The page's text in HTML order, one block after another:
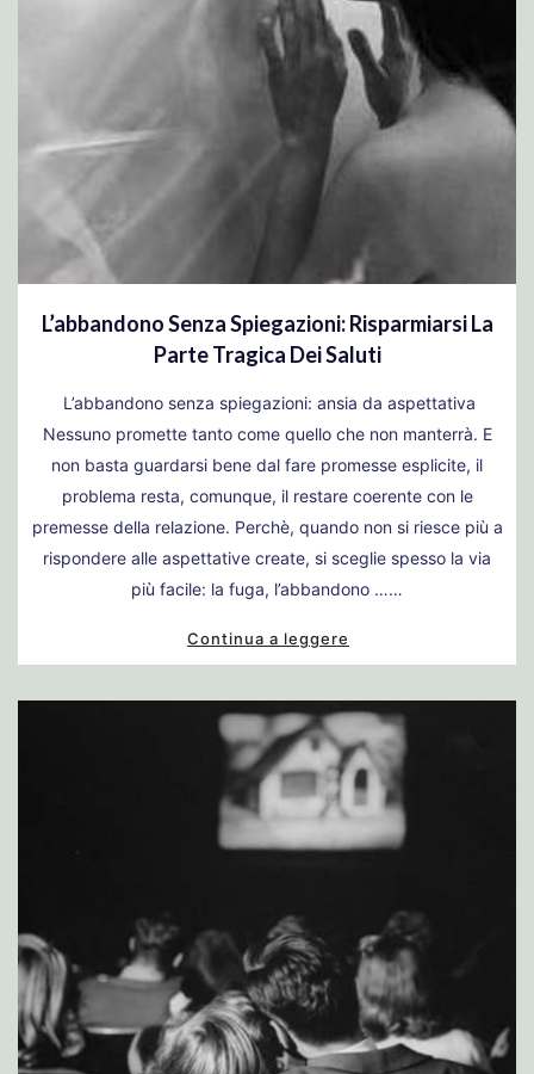
L’abbandono Senza Spiegazioni: Risparmiarsi La
Parte Tragica Dei Saluti
L’abbandono senza spiegazioni: ansia da aspettativa
Nessuno promette tanto come quello che non manterrà. E
non basta guardarsi bene dal fare promesse esplicite, il
problema resta, comunque, il restare coerente con le
premesse della relazione. Perchè, quando non si riesce più a
rispondere alle aspettative create, si sceglie spesso la via
più facile: la fuga, l’abbandono ……
Continua a leggere